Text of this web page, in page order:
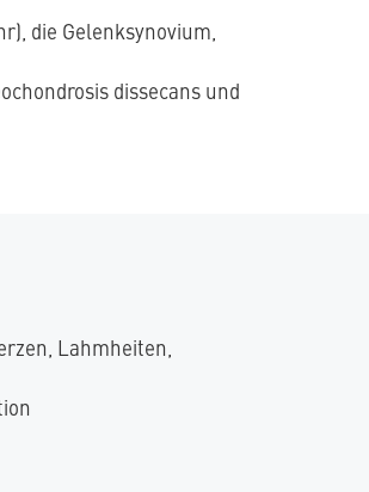
die Gelenksynovium,
dissecans und
Lahmheiten,